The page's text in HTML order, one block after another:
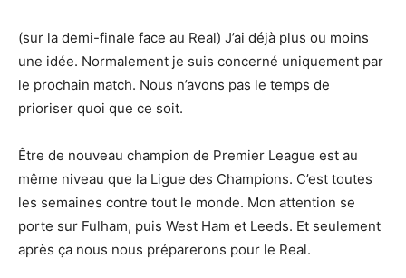
(sur la demi-finale face au Real) J’ai déjà plus ou moins
une idée. Normalement je suis concerné uniquement par
le prochain match. Nous n’avons pas le temps de
prioriser quoi que ce soit.
Être de nouveau champion de Premier League est au
même niveau que la Ligue des Champions. C’est toutes
les semaines contre tout le monde. Mon attention se
porte sur Fulham, puis West Ham et Leeds. Et seulement
après ça nous nous préparerons pour le Real.